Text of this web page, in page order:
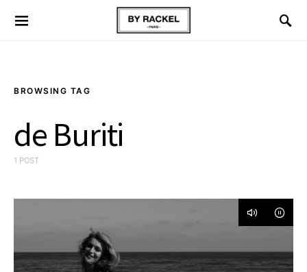
BROWSING TAG
de Buriti
1 POST